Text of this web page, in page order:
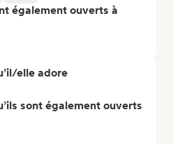
également ouverts à
elle adore
sont également ouverts